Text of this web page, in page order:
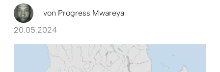
von Progress Mwareya
20.05.2024